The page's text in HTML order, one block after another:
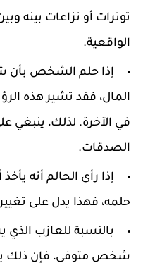
توترات أو نزاعات بينه
الواقعية.
إذا حلم الشخص
المال، فقد تشير هذه
في الآخرة. لذلك، ينبغي
الصدقات.
إذا رأى الحالم أنه
حلمه، فهذا يدل على
بالنسبة للعازب
شخص متوفى، فإن ذلك